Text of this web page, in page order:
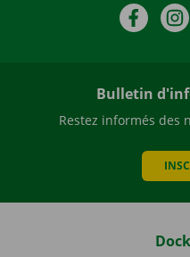
Bulletin
Restez informés des